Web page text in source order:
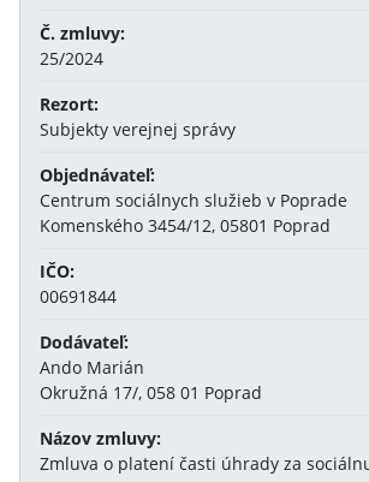
Č. zmluvy:
25/2024
Rezort:
Subjekty verejnej správy
Objednávateľ:
Centrum sociálnych služieb v Poprade
Komenského 3454/12, 05801 Poprad
IČO:
00691844
Dodávateľ:
Ando Marián
Okružná 17/, 058 01 Poprad
Názov zmluvy:
Zmluva o platení časti úhrady za